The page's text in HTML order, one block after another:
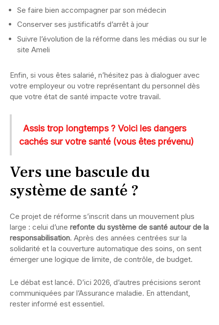
Se faire bien accompagner par son médecin
Conserver ses justificatifs d’arrêt à jour
Suivre l’évolution de la réforme dans les médias ou sur le
site Ameli
Enfin, si vous êtes salarié, n’hésitez pas à dialoguer avec
votre employeur ou votre représentant du personnel dès
que votre état de santé impacte votre travail.
Assis trop longtemps ? Voici les dangers
cachés sur votre santé (vous êtes prévenu)
Vers une bascule du
système de santé ?
Ce projet de réforme s’inscrit dans un mouvement plus
large : celui d’une refonte du système de santé autour de la
responsabilisation. Après des années centrées sur la
solidarité et la couverture automatique des soins, on sent
émerger une logique de limite, de contrôle, de budget.
Le débat est lancé. D’ici 2026, d’autres précisions seront
communiquées par l’Assurance maladie. En attendant,
rester informé est essentiel.